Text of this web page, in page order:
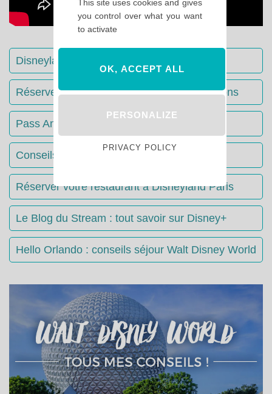
Disneyland Paris : Le guide complet
Réserver votre séjour : toutes les informations
Pass Annuels Disney : informations
Conseils & Astuces Disneyland Paris
Réserver votre restaurant à Disneyland Paris
Le Blog du Stream : tout savoir sur Disney+
Hello Orlando : conseils séjour Walt Disney World
This site uses cookies and gives
you control over what you want
to activate
OK, ACCEPT ALL
PERSONALIZE
PRIVACY POLICY